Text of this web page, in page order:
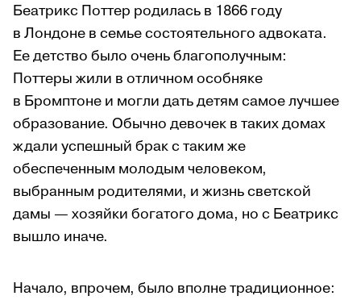
Беатрикс Поттер родилась в 1866 году
в Лондоне в семье состоятельного адвоката.
Ее детство было очень благополучным:
Поттеры жили в отличном особняке
в Бромптоне и могли дать детям самое лучшее
образование. Обычно девочек в таких домах
ждали успешный брак с таким же
обеспеченным молодым человеком,
выбранным родителями, и жизнь светской
дамы — хозяйки богатого дома, но с Беатрикс
вышло иначе.
Начало, впрочем, было вполне традиционное: